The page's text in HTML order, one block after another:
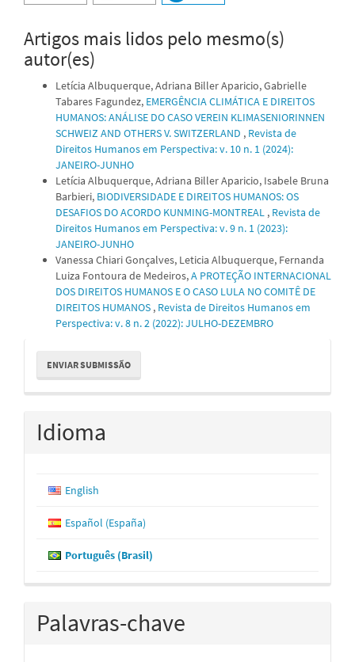
Artigos mais lidos pelo mesmo(s)
autor(es)
Letícia Albuquerque, Adriana Biller Aparicio, Gabrielle
Tabares Fagundez, EMERGÊNCIA CLIMÁTICA E DIREITOS
HUMANOS: ANÁLISE DO CASO VEREIN KLIMASENIORINNEN
SCHWEIZ AND OTHERS V. SWITZERLAND , Revista de
Direitos Humanos em Perspectiva: v. 10 n. 1 (2024):
JANEIRO-JUNHO
Letícia Albuquerque, Adriana Biller Aparicio, Isabele Bruna
Barbieri, BIODIVERSIDADE E DIREITOS HUMANOS: OS
DESAFIOS DO ACORDO KUNMING-MONTREAL , Revista de
Direitos Humanos em Perspectiva: v. 9 n. 1 (2023):
JANEIRO-JUNHO
Vanessa Chiari Gonçalves, Leticia Albuquerque, Fernanda
Luiza Fontoura de Medeiros,A PROTEÇÃO INTERNACIONAL
DOS DIREITOS HUMANOS E O CASO LULA NO COMITÊ DE
DIREITOS HUMANOS , Revista de Direitos Humanos em
Perspectiva: v. 8 n. 2 (2022): JULHO-DEZEMBRO
Enviar
Submissão
ENVIAR SUBMISSÃO
Idioma
English
Español (España)
Português (Brasil)
Palavras-chave